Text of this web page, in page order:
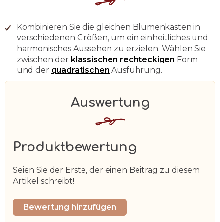
Kombinieren Sie die gleichen Blumenkästen in
verschiedenen Größen, um ein einheitliches und
harmonisches Aussehen zu erzielen. Wählen Sie
zwischen der klassischen rechteckigen Form
und der quadratischen Ausführung.
Produktbewertung
Seien Sie der Erste, der einen Beitrag zu diesem
Artikel schreibt!
Bewertung hinzufügen